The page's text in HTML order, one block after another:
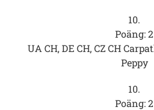
10.
Poäng: 2
UA CH, DE CH, CZ CH
Peppy
10.
Poäng: 2